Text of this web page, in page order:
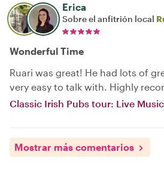
Erica
Sobre el anfitrión local
Wonderful Time
Ruari was great! He had lots of
very easy to talk with. Highly
Classic Irish Pubs tour: Live
Mostrar más comentarios